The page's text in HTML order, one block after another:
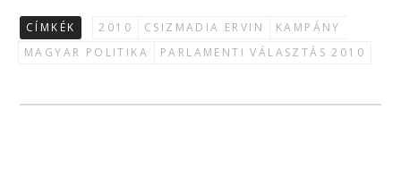
CÍMKÉK 2010 CSIZMADIA ERVIN
KAMPÁNY
MAGYAR POLITIKA
PARLAMENTI VÁLASZTÁS 2010